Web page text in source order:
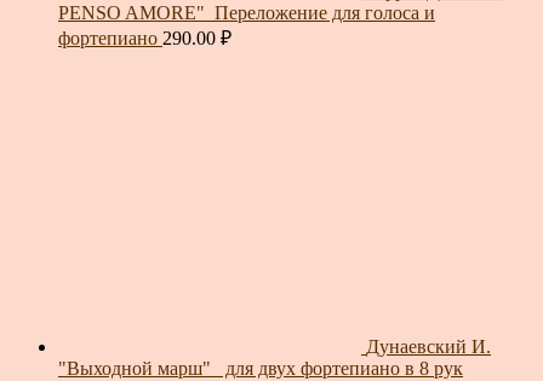
PENSO AMORE"_Переложение для голоса и
фортепиано 290.00 ₽
Дунаевский И.
"Выходной марш"_ для двух фортепиано в 8 рук